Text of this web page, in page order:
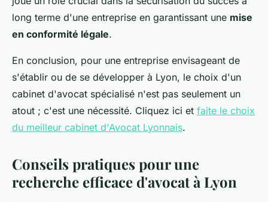
long terme d'une entreprise en garantissant une mise
en conformité légale.
En conclusion, pour une entreprise envisageant de
s'établir ou de se développer à Lyon, le choix d'un
cabinet d'avocat spécialisé n'est pas seulement un
atout ; c'est une nécessité. Cliquez ici et faite le choix
du meilleur cabinet d'Avocat Lyonnais.
Conseils pratiques pour une
recherche efficace d'avocat à Lyon